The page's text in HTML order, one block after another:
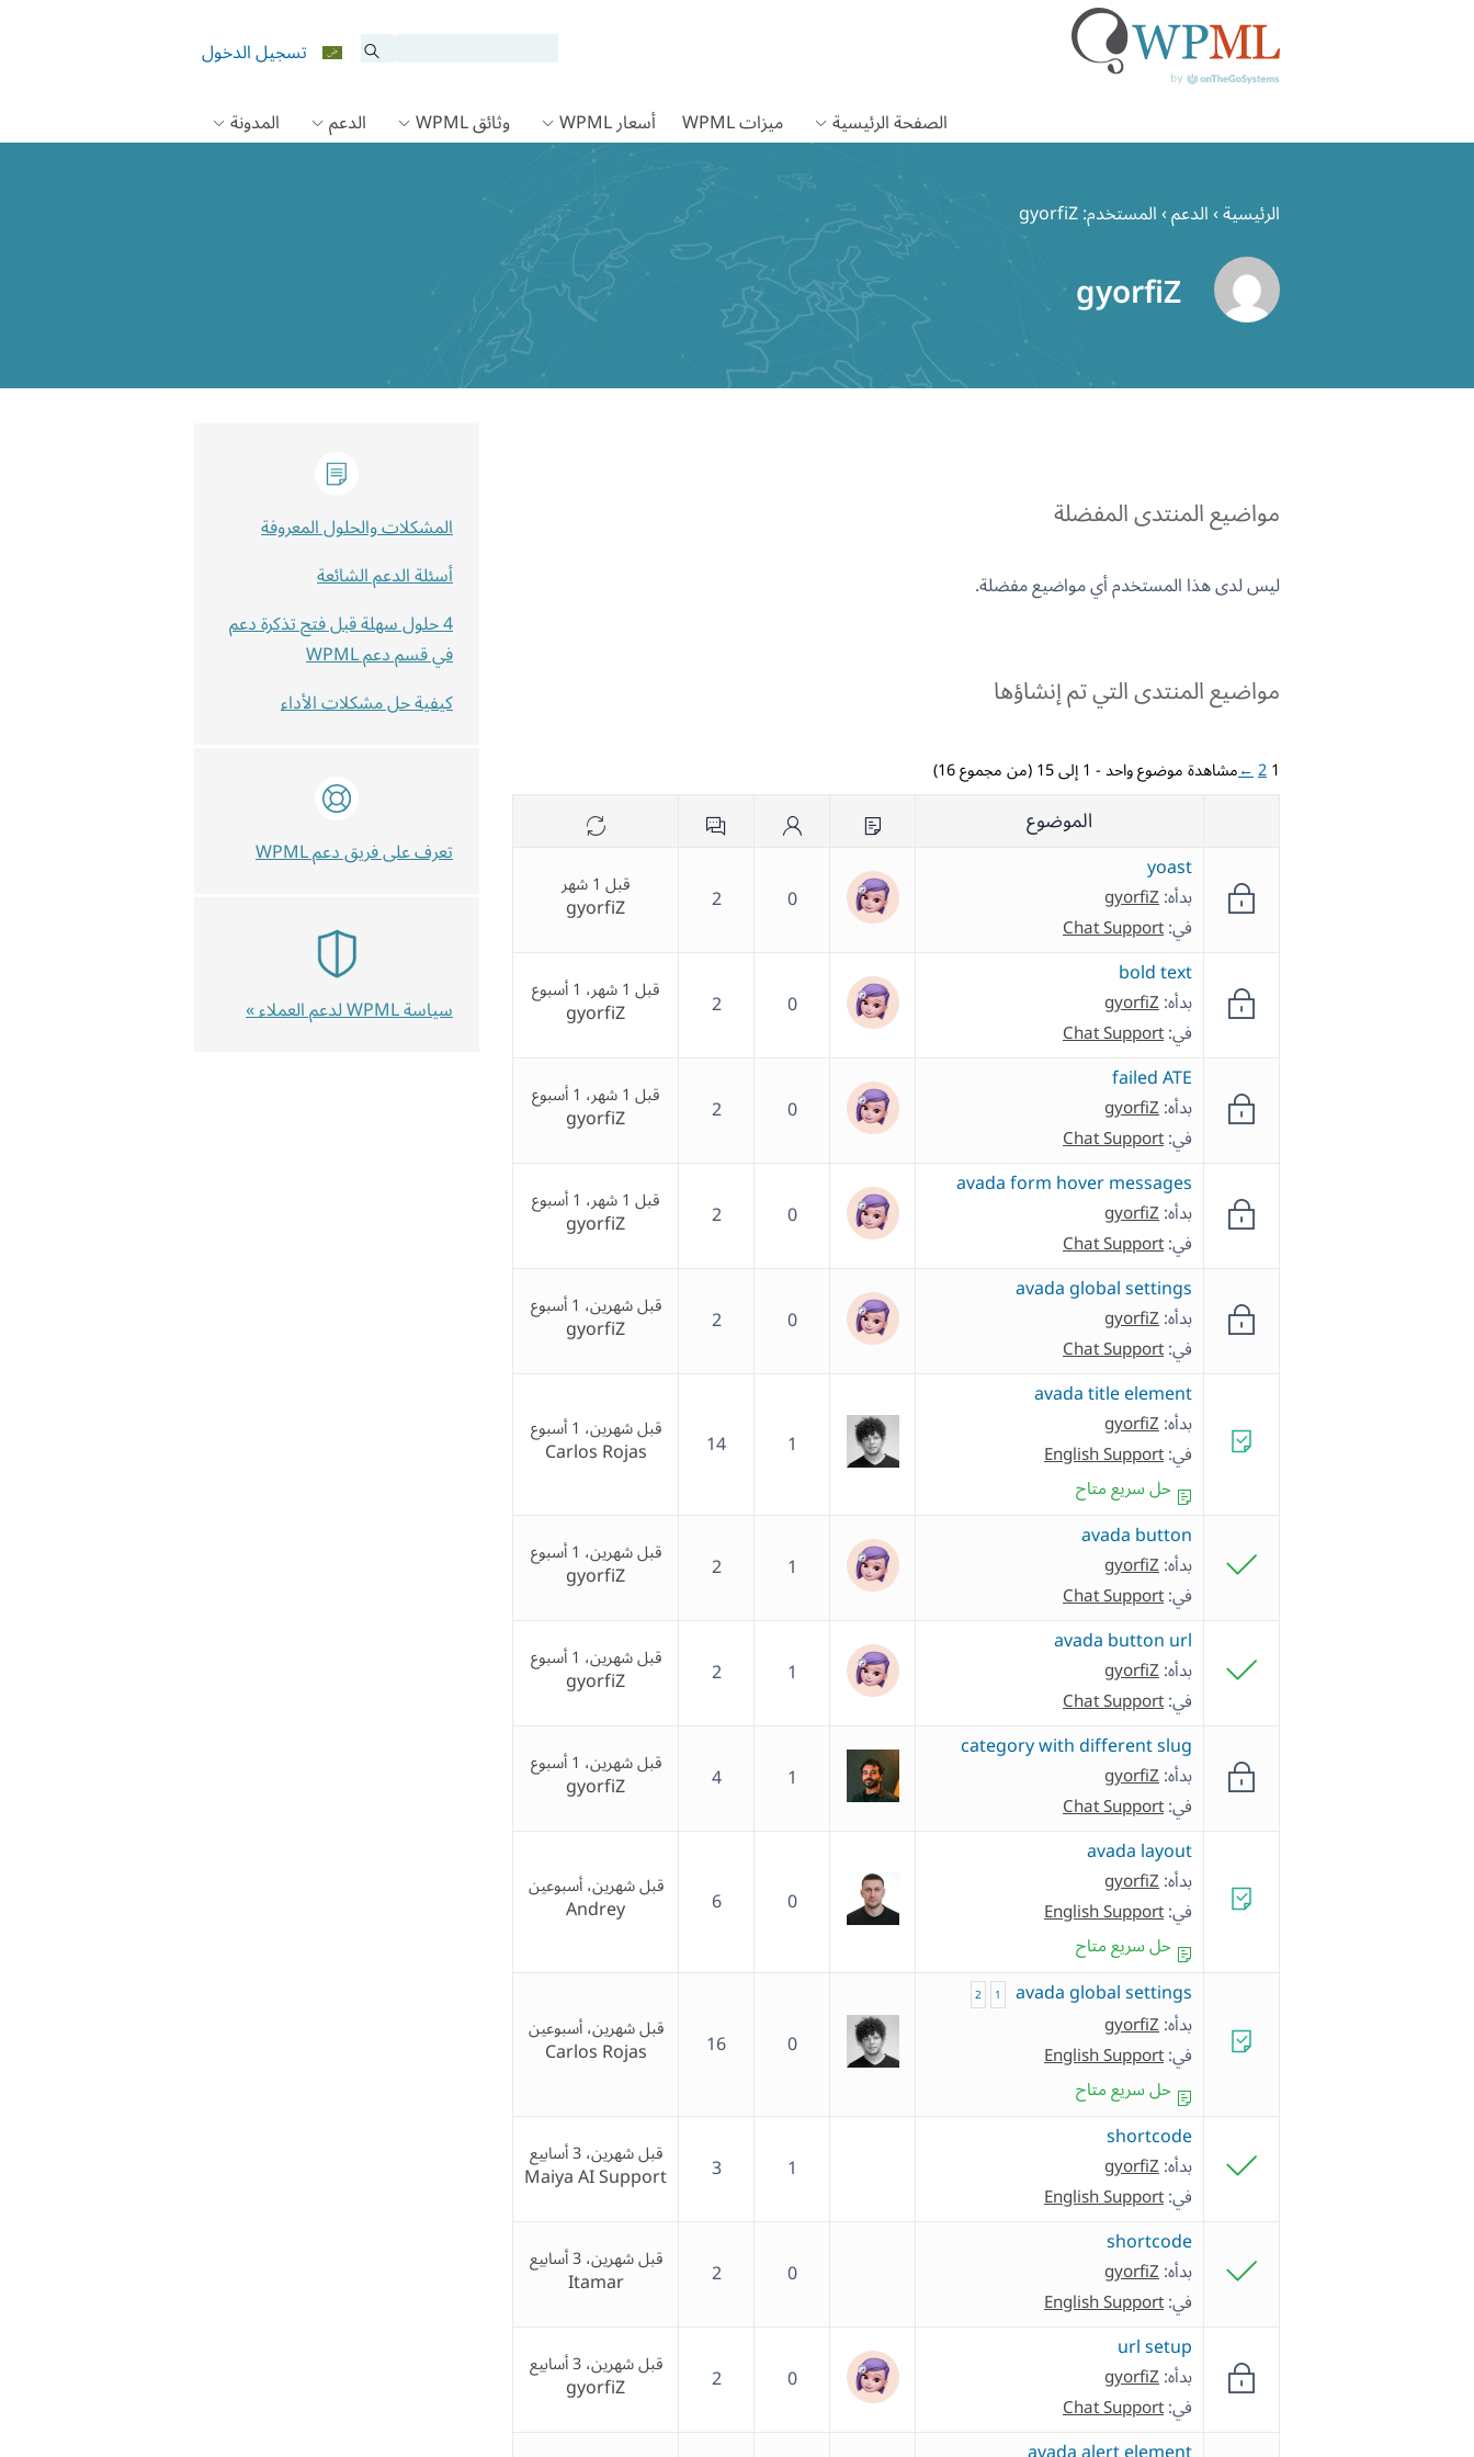
تسجيل الدخول
الصفحة الرئيسية
ميزات WPML أسعار WPML وثائق WPML الدعم المدونة
الرئيسية›الدعم›المستخدم: gyorfiZ
gyorfiZ
مواضيع المنتدى المفضلة
ليس لدى هذا المستخدم أي مواضيع مفضلة.
مواضيع المنتدى التي تم إنشاؤها
مشاهدة موضوع واحد - 1 إلى 15 (من مجموع 16) 1
2
←
الموضوع
yoast
بدأه:gyorfiZ
في:Chat Support
0
2 قبل 1 شهر
gyorfiZ
bold text
بدأه:gyorfiZ
في:Chat Support
0
2 قبل 1 شهر، 1 أسبوع
gyorfiZ
failed ATE
بدأه:gyorfiZ
في:Chat Support
0
2 قبل 1 شهر، 1 أسبوع
gyorfiZ
avada form hover messages
بدأه:gyorfiZ
في:Chat Support
0
2 قبل 1 شهر، 1 أسبوع
gyorfiZ
avada global settings
بدأه:gyorfiZ
في:Chat Support
0
2 قبل شهرين، 1 أسبوع
gyorfiZ
avada title element
بدأه:gyorfiZ
في:English Support
حل سريع متاح
1
14 قبل شهرين، 1 أسبوع
Carlos Rojas
avada button
بدأه:gyorfiZ
في:Chat Support
1
2 قبل شهرين، 1 أسبوع
gyorfiZ
avada button url
بدأه:gyorfiZ
في:Chat Support
1
2 قبل شهرين، 1 أسبوع
gyorfiZ
category with different slug
بدأه:gyorfiZ
في:Chat Support
1
4 قبل شهرين، 1 أسبوع
gyorfiZ
avada layout
بدأه:gyorfiZ
في:English Support
حل سريع متاح
0
6 قبل شهرين، أسبوعين
Andrey
avada global settings
1
2
بدأه:gyorfiZ
في:English Support
حل سريع متاح
0
16 قبل شهرين، أسبوعين
Carlos Rojas
shortcode
بدأه:gyorfiZ
في:English Support
1
3 قبل شهرين، 3 أسابيع
Maiya AI Support
shortcode
بدأه:gyorfiZ
في:English Support
0
2 قبل شهرين، 3 أسابيع
Itamar
url setup
بدأه:gyorfiZ
في:Chat Support
0
2 قبل شهرين، 3 أسابيع
gyorfiZ
المشكلات والحلول المعروفة
أسئلة الدعم الشائعة
4 حلول سهلة قبل فتح تذكرة دعم
في قسم دعم WPML
كيفية حل مشكلات الأداء
تعرف على فريق دعم WPML
سياسة WPML لدعم العملاء »